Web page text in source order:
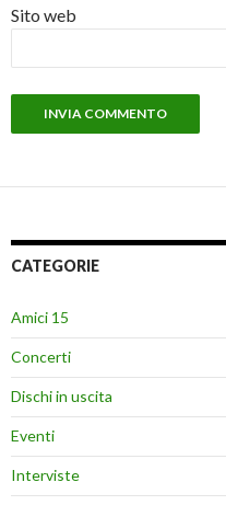
Sito web
CATEGORIE
Amici 15
Concerti
Dischi in uscita
Eventi
Interviste